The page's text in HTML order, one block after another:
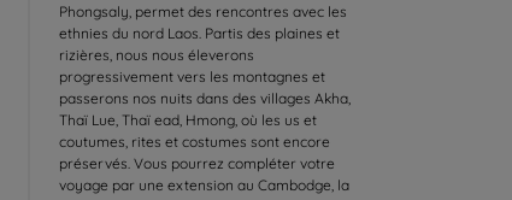
Phongsaly, permet des rencontres avec les
ethnies du nord Laos. Partis des plaines et
rizières, nous nous éleverons
progressivement vers les montagnes et
passerons nos nuits dans des villages Akha,
Thaï Lue, Thaï ead, Hmong, où les us et
coutumes, rites et costumes sont encore
préservés. Vous pourrez compléter votre
voyage par une extension au Cambodge, la